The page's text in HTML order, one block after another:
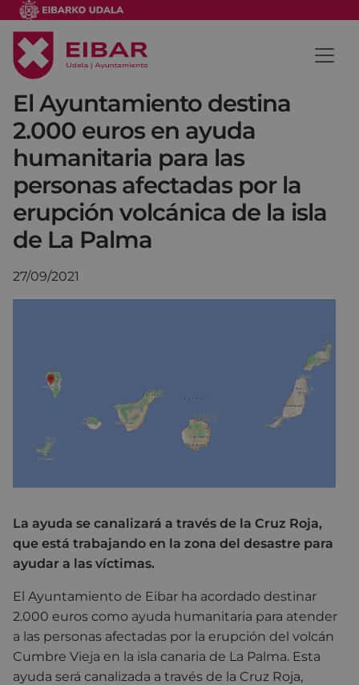
El Ayuntamiento destina
2.000 euros en ayuda
humanitaria para las
personas afectadas por la
erupción volcánica de la isla
de La Palma
27/09/2021
La ayuda se canalizará a través de la Cruz Roja,
que está trabajando en la zona del desastre para
ayudar a las víctimas.
El Ayuntamiento de Eibar ha acordado destinar
2.000 euros como ayuda humanitaria para atender
a las personas afectadas por la erupción del volcán
Cumbre Vieja en la isla canaria de La Palma. Esta
ayuda será canalizada a través de la Cruz Roja,